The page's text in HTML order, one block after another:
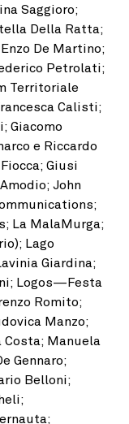
Saggioro;
Della Ratta;
De Martino;
Petrolati;
Territoriale
Calisti;
Giacomo
e Riccardo
Giusi
John
La MalaMurga;
Lago
Giardina;
Logos—Festa
Romito;
Manzo;
Manuela
Gennaro;
Belloni;